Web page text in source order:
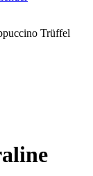
Trüffel